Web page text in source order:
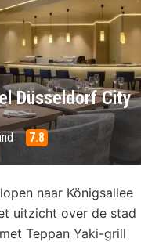
Düsseldorf City
7.8
naar Königsallee
uitzicht over de stad
Teppan Yaki-grill